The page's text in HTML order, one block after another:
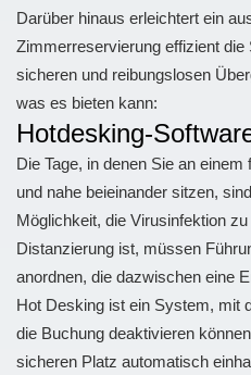
Darüber hinaus erleichtert ein
Zimmerreservierung effizient die
sicheren und reibungslosen
was es bieten kann:
Hotdesking-
Die Tage, in denen Sie an
und nahe beieinander sitzen,
Möglichkeit, die Virusinfektion
Distanzierung ist, müssen
anordnen, die dazwischen eine
Hot Desking ist ein System, mit
die Buchung deaktivieren
sicheren Platz automatisch